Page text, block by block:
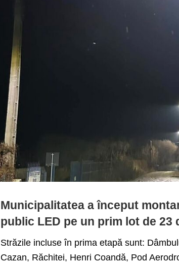
Municipalitatea a început
public LED pe un prim lot de
Străzile incluse în prima etapă sunt:
Cazan, Răchitei, Henri Coandă, Pod